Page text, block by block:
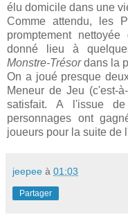
élu domicile dans une
Comme attendu, les
promptement
donné lieu à
Monstre-Trésordans la
On a joué presque
Meneur de Jeu (c'est-
satisfait. A l'issue
personnages ont
joueurs pour la suite de
jeepee à 01:03
Partager